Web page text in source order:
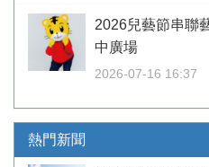
2026兒藝節串聯
中廣場
2026-07-16 16:37
熱門新聞